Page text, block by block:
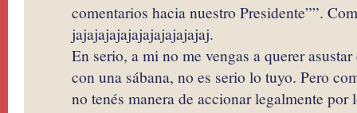
comentarios hacia nuestro Presidente””.
jajajajajajajajajajajajaj.
En serio, a mi no me vengas a querer
con una sábana, no es serio lo tuyo. Pero
no tenés manera de accionar legalmente